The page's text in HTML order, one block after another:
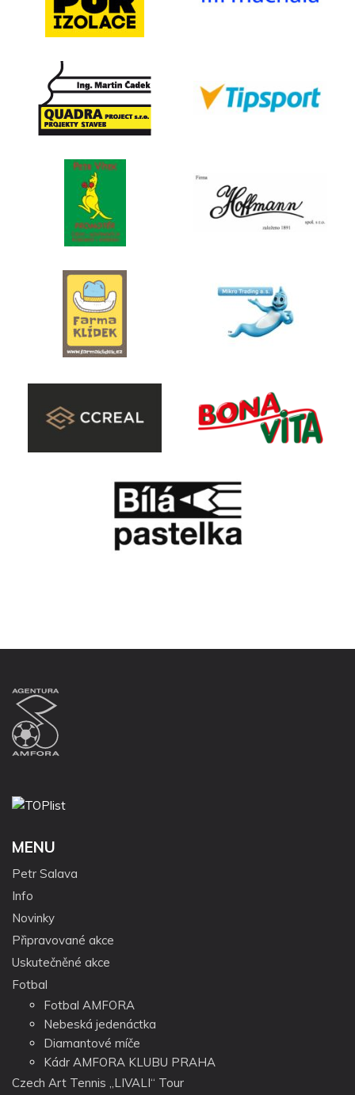
MENU
Petr Salava
Info
Novinky
Připravované akce
Uskutečněné akce
Fotbal
Fotbal AMFORA
Nebeská jedenáctka
Diamantové míče
Kádr AMFORA KLUBU PRAHA
Czech Art Tennis „LIVALI“ Tour